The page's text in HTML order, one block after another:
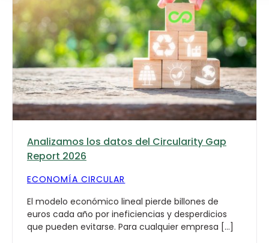
Analizamos los datos del Circularity Gap
Report 2026
ECONOMÍA CIRCULAR
El modelo económico lineal pierde billones de
euros cada año por ineficiencias y desperdicios
que pueden evitarse. Para cualquier empresa […]